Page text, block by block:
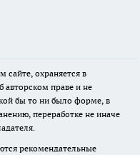
охраняется в
авторском праве и не
бы то ни было форме, в
переработке не иначе
рекомендательные